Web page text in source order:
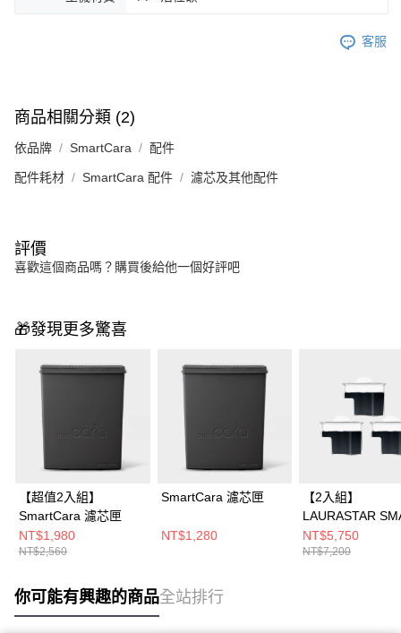
客服
商品相關分類 (2)
依品牌 SmartCara 配件
配件耗材 SmartCara 配件 濾芯及其他配件
評價
喜歡這個商品嗎？購買後給他一個好評吧
🎁發現更多驚喜
【超值2入組】
SmartCara 濾芯匣
NT$1,980
NT$2,560
SmartCara 濾芯匣
NT$1,280
【2入組】
LAURASTAR
防水垢濾芯三入
NT$5,750
NT$7,200
你可能有興趣的商品全站排行